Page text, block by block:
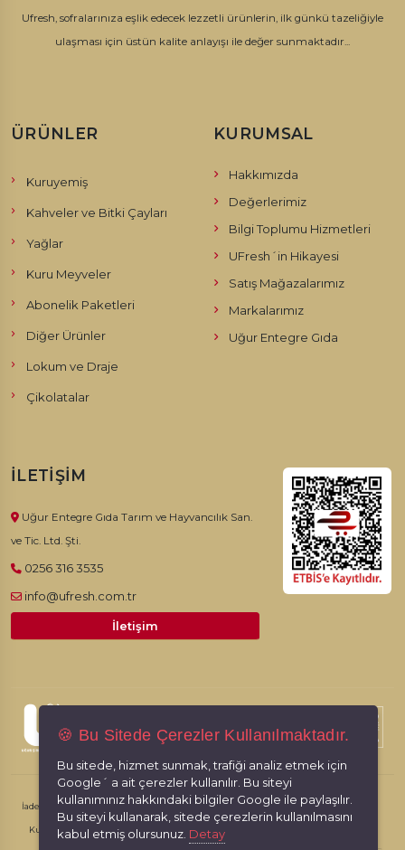
Ufresh, sofralarınıza eşlik edecek lezzetli ürünlerin, ilk günkü tazeliğiyle
ulaşması için üstün kalite anlayışı ile değer sunmaktadır...
ÜRÜNLER
Kuruyemiş
Kahveler ve Bitki Çayları
Yağlar
Kuru Meyveler
Abonelik Paketleri
Diğer Ürünler
Lokum ve Draje
Çikolatalar
KURUMSAL
Hakkımızda
Değerlerimiz
Bilgi Toplumu Hizmetleri
UFresh´in Hikayesi
Satış Mağazalarımız
Markalarımız
Uğur Entegre Gıda
İLETIŞIM
Uğur Entegre Gıda Tarım ve Hayvancılık San.
ve Tic. Ltd. Şti.
0256 316 3535
info@ufresh.com.tr
İletişim
© 2026, Ufresh. Tüm hakları saklıdır.
İade İptal Şartları Kişisel Verilerin Korunması Gizlilik İlkeleri
Kullanım Koşulları
🍪 Bu Sitede Çerezler Kullanılmaktadır.
Bu sitede, hizmet sunmak, trafiği analiz etmek için
Google´ a ait çerezler kullanılır. Bu siteyi
kullanımınız hakkındaki bilgiler Google ile paylaşılır.
Bu siteyi kullanarak, sitede çerezlerin kullanılmasını
kabul etmiş olursunuz. Detay